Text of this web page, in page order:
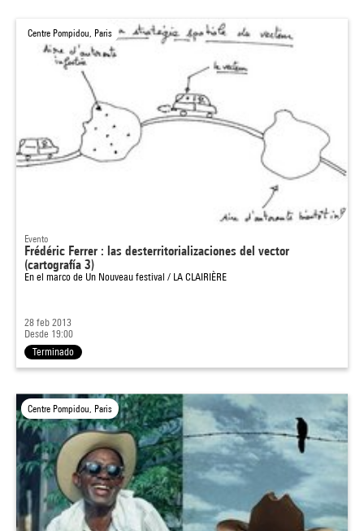
Centre Pompidou, Paris
Evento
Frédéric Ferrer : las desterritorializaciones del vector
(cartografía 3)
En el marco de Un Nouveau festival / LA CLAIRIÈRE
28 feb 2013
Desde 19:00
Terminado
Centre Pompidou, Paris